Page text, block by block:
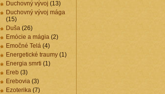
Duchovný vývoj (13)
Duchovný vývoj mága
(15)
Duša (26)
Emócie a mágia (2)
Emočné Telá (4)
Energetické traumy (1)
Energia smrti (1)
Ereb (3)
Erebovia (3)
Ezoterika (7)